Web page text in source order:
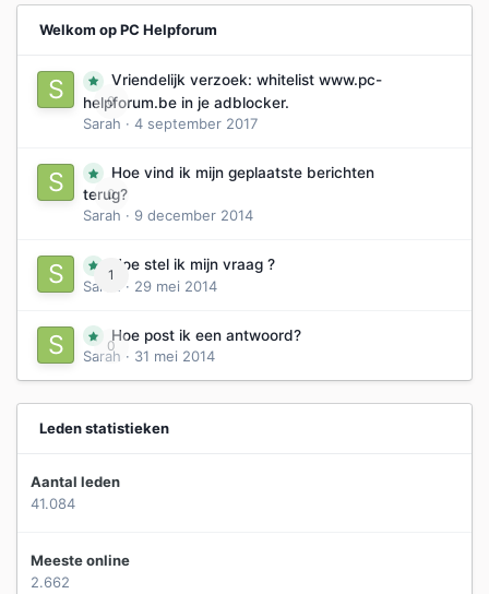
Welkom op PC Helpforum
0
Vriendelijk verzoek: whitelist www.pc-
helpforum.be in je adblocker.
Sarah · 4 september 2017
0
Hoe vind ik mijn geplaatste berichten
terug?
Sarah · 9 december 2014
1
Hoe stel ik mijn vraag ?
Sarah
· 29 mei 2014
0
Hoe post ik een antwoord?
Sarah · 31 mei 2014
Leden statistieken
Aantal leden
41.084
Meeste online
2.662